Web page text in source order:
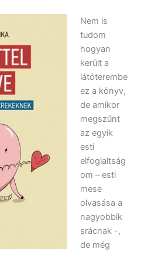
Nem is
tudom
hogyan
került a
látóterembe
ez a könyv,
de amikor
megszűnt
az egyik
esti
elfoglaltság
om – esti
mese
olvasása a
nagyobbik
srácnak -,
de még